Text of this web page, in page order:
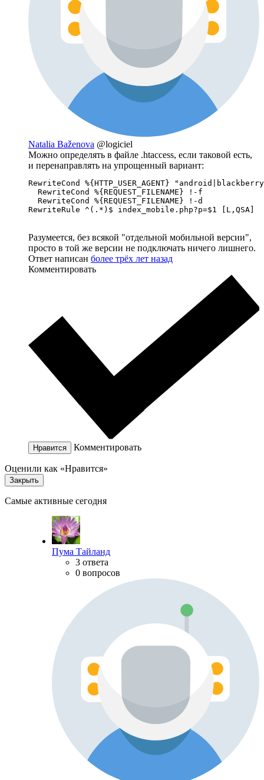
Natalia Baženova @logiciel
Можно определять в файле .htaccess, если таковой есть,
и перенаправлять на упрощенный вариант:
RewriteCond %{HTTP_USER_AGENT}
  RewriteCond %{REQUEST_FILENAME} !-f
  RewriteCond %{REQUEST_FILENAME} !-d
RewriteRule ^(.*)$ index_mobile.php?p=$1 [L,QSA]
Разумеется, без всякой "отдельной мобильной версии",
просто в той же версии не подключать ничего лишнего.
Ответ написан более трёх лет назад
Комментировать
Нравится Комментировать
Оценили как «Нравится»
Закрыть
Самые активные сегодня
Пума Тайланд
3 ответа
0 вопросов